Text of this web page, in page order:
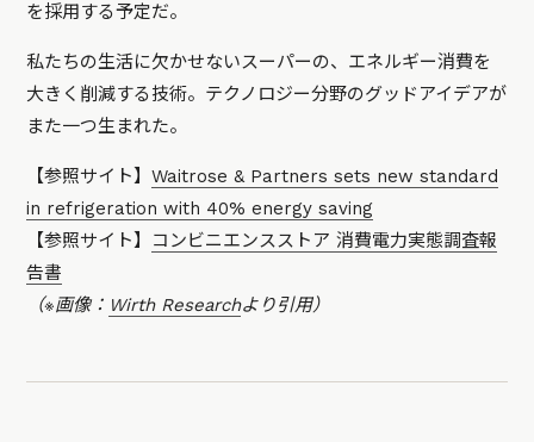
を採用する予定だ。
私たちの生活に欠かせないスーパーの、エネルギー消費を
大きく削減する技術。テクノロジー分野のグッドアイデアが
また一つ生まれた。
【参照サイト】Waitrose & Partners sets new standard
in refrigeration with 40% energy saving
【参照サイト】 コンビニエンスストア 消費電力実態調査報
告書
（※画像： Wirth Researchより引用）